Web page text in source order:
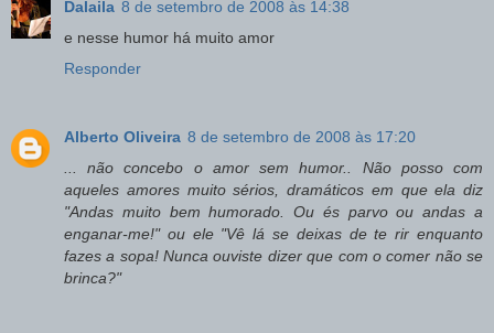
Dalaila 8 de setembro de 2008 às 14:38
e nesse humor há muito amor
Responder
Alberto Oliveira 8 de setembro de 2008 às 17:20
... não concebo o amor sem humor.. Não posso com
aqueles amores muito sérios, dramáticos em que ela diz
"Andas muito bem humorado. Ou és parvo ou andas a
enganar-me!" ou ele "Vê lá se deixas de te rir enquanto
fazes a sopa! Nunca ouviste dizer que com o comer não se
brinca?"